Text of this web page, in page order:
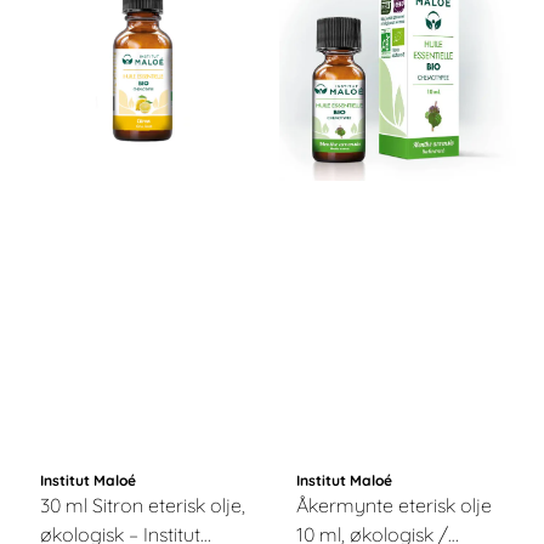
Institut Maloé
30 ml Sitron eterisk olje,
økologisk – Institut
Institut Maloé
Åkermynte eterisk olje
10 ml, økologisk /